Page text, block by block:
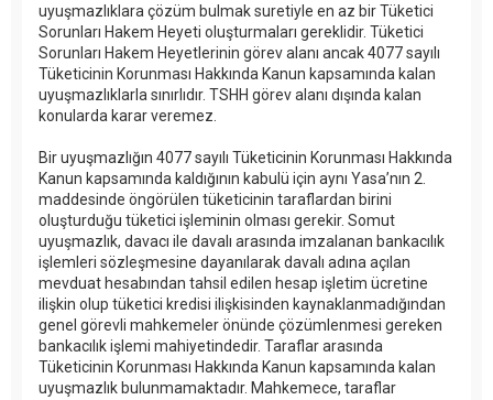
uyuşmazlıklara çözüm bulmak suretiyle en az bir Tüketici
Sorunları Hakem Heyeti oluşturmaları gereklidir. Tüketici
Sorunları Hakem Heyetlerinin görev alanı ancak 4077 sayılı
Tüketicinin Korunması Hakkında Kanun kapsamında kalan
uyuşmazlıklarla sınırlıdır. TSHH görev alanı dışında kalan
konularda karar veremez.
Bir uyuşmazlığın 4077 sayılı Tüketicinin Korunması Hakkında
Kanun kapsamında kaldığının kabulü için aynı Yasa’nın 2.
maddesinde öngörülen tüketicinin taraflardan birini
oluşturduğu tüketici işleminin olması gerekir. Somut
uyuşmazlık, davacı ile davalı arasında imzalanan bankacılık
işlemleri sözleşmesine dayanılarak davalı adına açılan
mevduat hesabından tahsil edilen hesap işletim ücretine
ilişkin olup tüketici kredisi ilişkisinden kaynaklanmadığından
genel görevli mahkemeler önünde çözümlenmesi gereken
bankacılık işlemi mahiyetindedir. Taraflar arasında
Tüketicinin Korunması Hakkında Kanun kapsamında kalan
uyuşmazlık bulunmamaktadır. Mahkemece, taraflar